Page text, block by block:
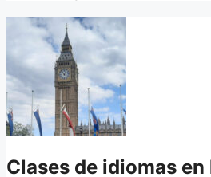
Clases de idiomas en